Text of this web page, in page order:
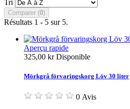
Tri
Comparer (0)
Résultats 1 - 5 sur 5.
Aperçu rapide
325,00 krDisponible
Mörkgrå förvaringskorg Löv 30 liter
0 Avis